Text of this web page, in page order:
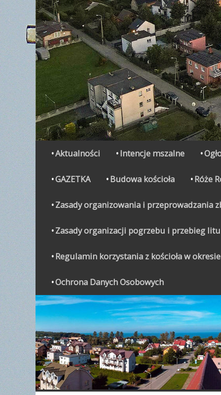
Secondary Menu
Aktualności Intencje mszalne
GAZETKA Budowa kościoła Róże
Zasady organizowania i przeprowadzania
Zasady organizacji pogrzebu i przebieg
Regulamin korzystania z kościoła w
Ochrona Danych Osobowych